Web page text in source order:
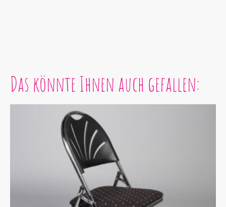
Das könnte Ihnen auch gefallen: